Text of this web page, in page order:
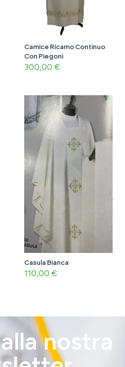
Camice Ricamo Continuo
Con Piegoni
300,00 €
Casula Bianca
110,00 €
nostra